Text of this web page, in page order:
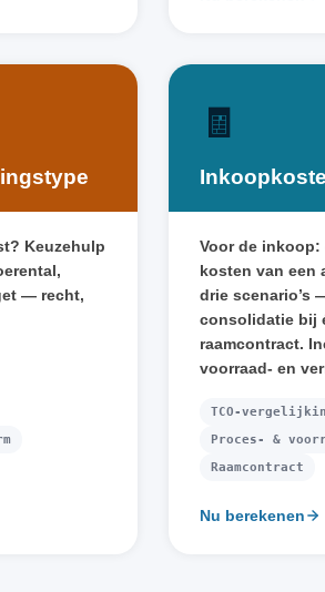
Keuzehulp
— recht,
🧾
Voor de
kosten van een
drie scenario’s
consolidatie bij
raamcontract.
voorraad- en
TCO-
Proces- &
Raamcontract
Nu berekenen